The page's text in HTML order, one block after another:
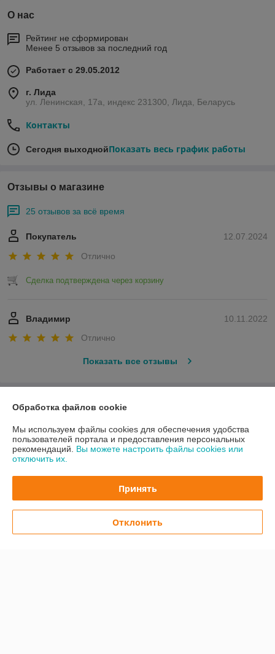
О нас
Рейтинг не сформирован
Менее 5 отзывов за последний год
Работает с 29.05.2012
г. Лида
ул. Ленинская, 17а, индекс 231300, Лида, Беларусь
Контакты
Сегодня выходнойПоказать весь график работы
Отзывы о магазине
25 отзывов за всё время
12.07.2024
Покупатель
Отлично
Сделка подтверждена через корзину
10.11.2022
Владимир
Отлично
Показать все отзывы
О нас
Контакты
Доставка и оплата
Обработка файлов cookie
Мы используем файлы cookies для обеспечения удобства
пользователей портала и предоставления персональных
рекомендаций. Вы можете настроить файлы cookies или
отключить их.
Принять
Отклонить